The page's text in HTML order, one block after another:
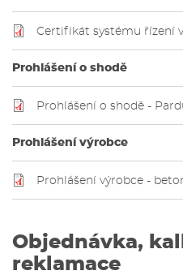
Certifikát systému řízení
Prohlášení o shodě
Prohlášení o shodě -
Prohlášení výrobce
Prohlášení výrobce -
Objednávka,
reklamace